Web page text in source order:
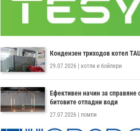
Кондензен триходов котел
29.07.2026 котли и бойлери
Ефективен начин за справяне
битовите отпадни води
27.07.2026 помпи